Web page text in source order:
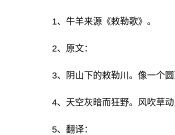
1、牛羊来源《敕勒歌》。
2、原文：
3、阴山下的敕勒川。像一个
4、天空灰暗而狂野。风吹草动
5、翻译：